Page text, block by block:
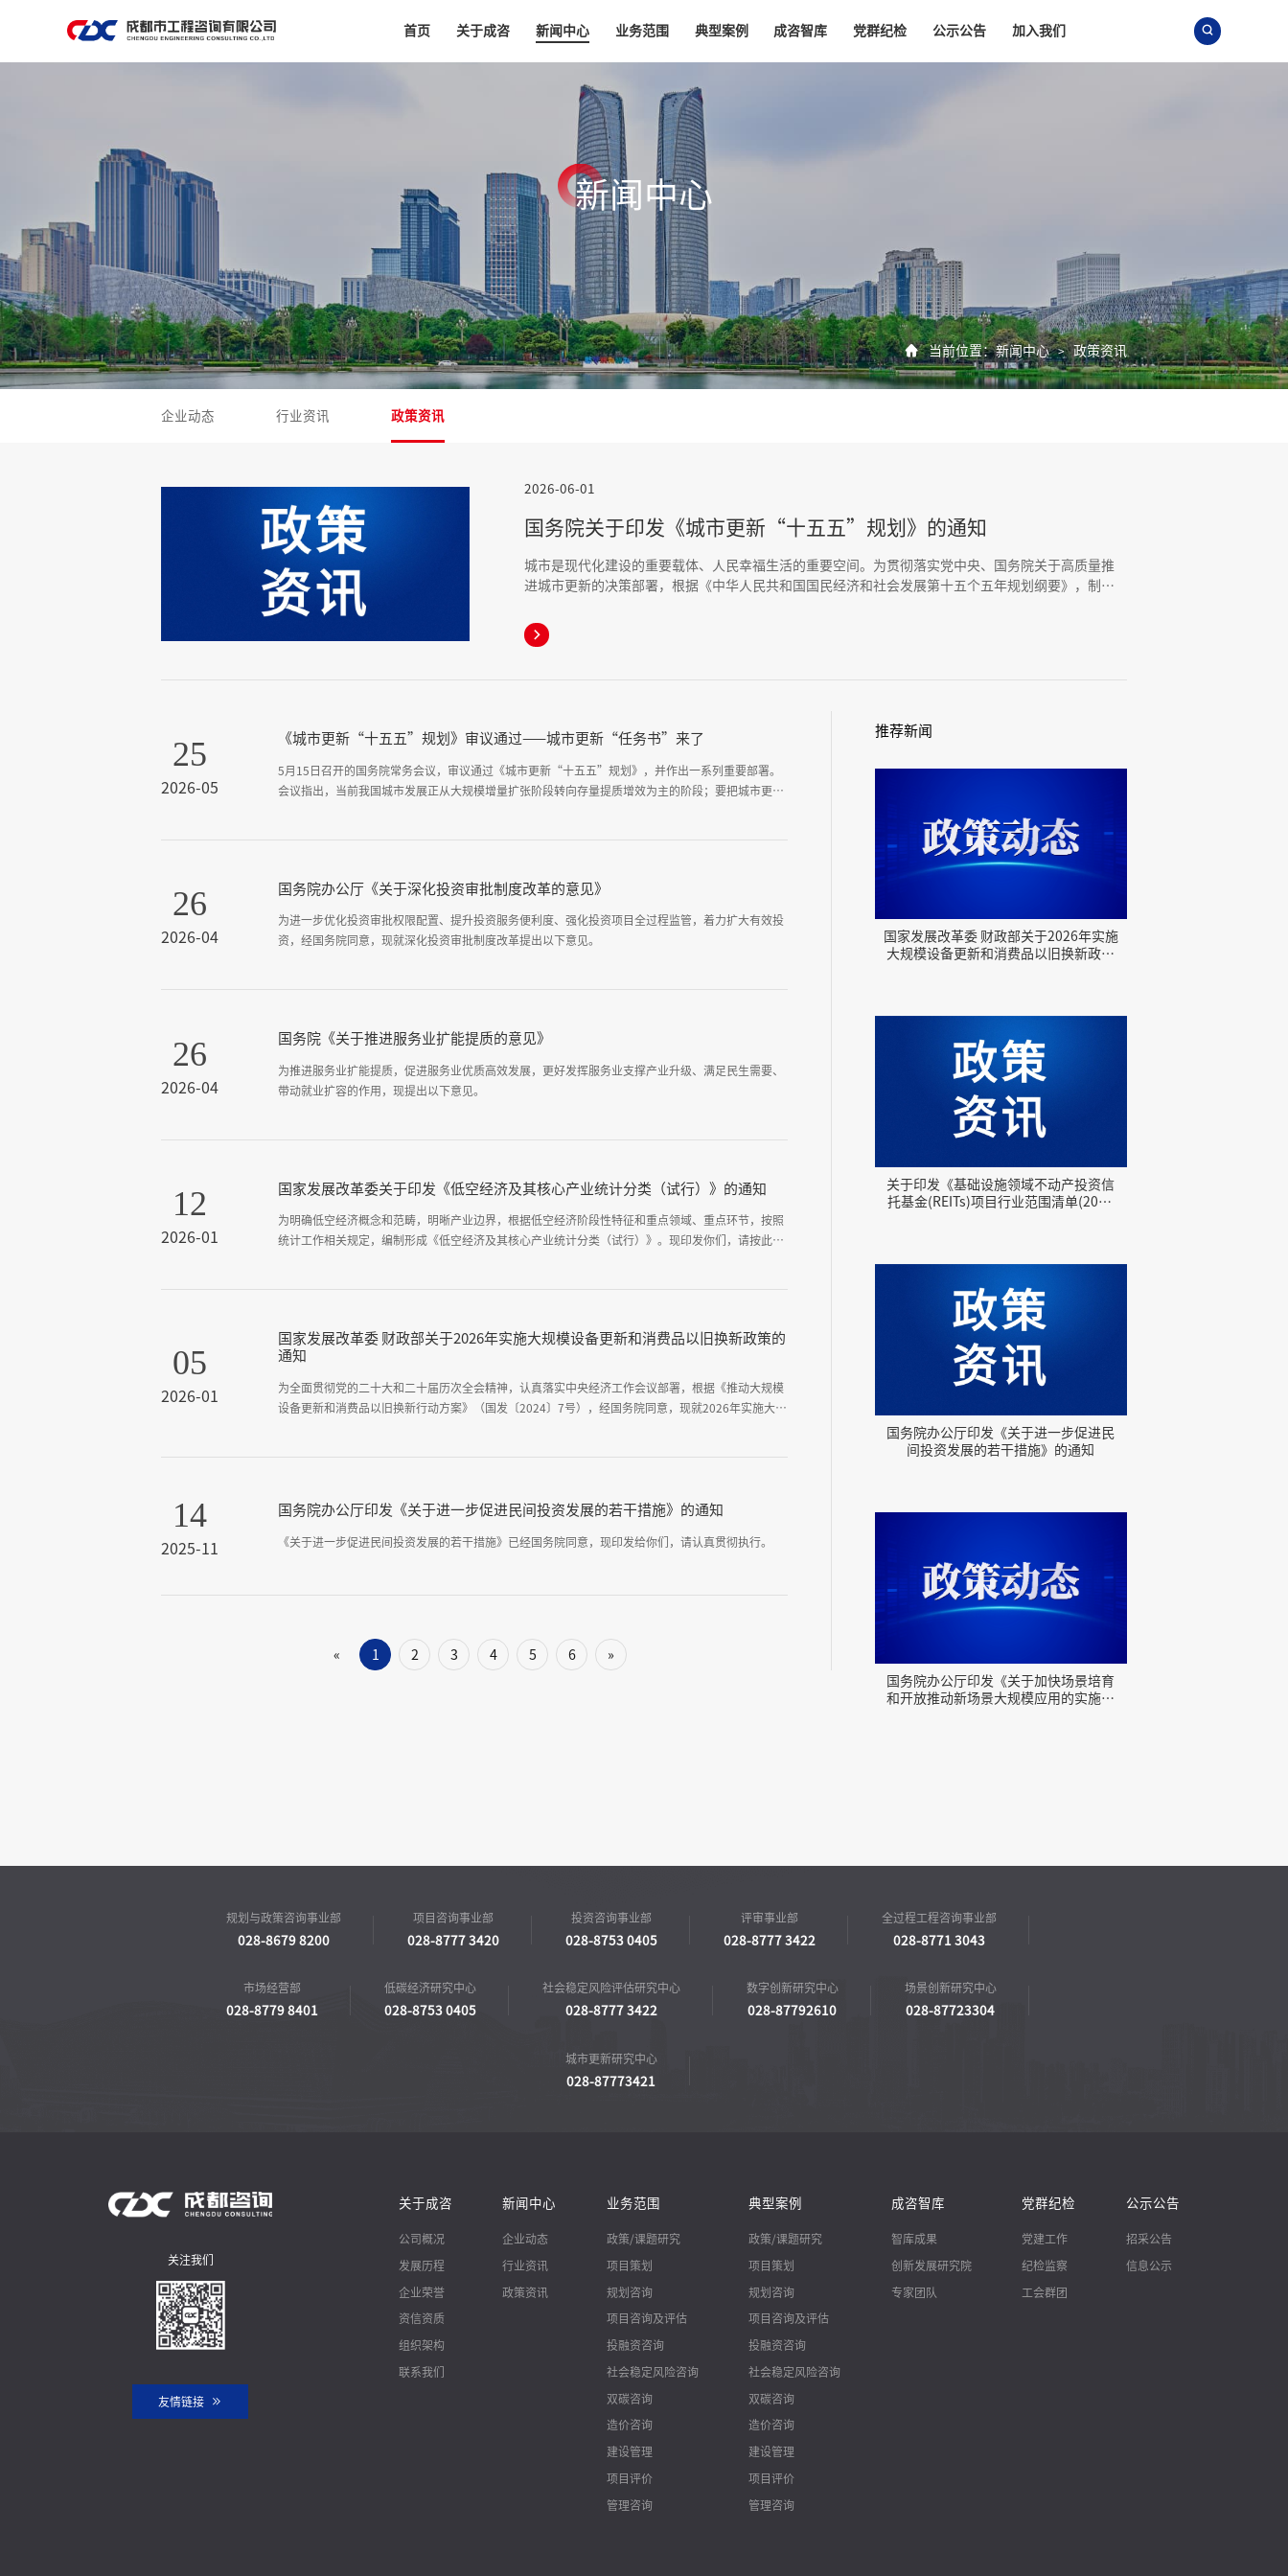
首页 关于成咨 新闻中心 业务范围 典型案例 成咨智库 党群纪检 公示公告 加入我们 
新闻 中心
 当前位置：新闻中心 > 政策资讯
企业动态 行业资讯 政策资讯
2026-06-01
国务院关于印发《城市更新“十五五”规划》的通知
城市是现代化建设的重要载体、人民幸福生活的重要空间。为贯彻落实党中央、国务院关于高质量推
进城市更新的决策部署，根据《中华人民共和国国民经济和社会发展第十五个五年规划纲要》，制定

25
2026-05
《城市更新“十五五”规划》审议通过——城市更新“任务书”来了
5月15日召开的国务院常务会议，审议通过《城市更新“十五五”规划》，并作出一系列重要部署。
会议指出，当前我国城市发展正从大规模增量扩张阶段转向存量提质增效为主的阶段；要把城市更新
26
2026-04
国务院办公厅《关于深化投资审批制度改革的意见》
为进一步优化投资审批权限配置、提升投资服务便利度、强化投资项目全过程监管，着力扩大有效投
资，经国务院同意，现就深化投资审批制度改革提出以下意见。
26
2026-04
国务院《关于推进服务业扩能提质的意见》
为推进服务业扩能提质，促进服务业优质高效发展，更好发挥服务业支撑产业升级、满足民生需要、
带动就业扩容的作用，现提出以下意见。
12
2026-01
国家发展改革委关于印发《低空经济及其核心产业统计分类（试行）》的通知
为明确低空经济概念和范畴，明晰产业边界，根据低空经济阶段性特征和重点领域、重点环节，按照
统计工作相关规定，编制形成《低空经济及其核心产业统计分类（试行）》。现印发你们，请按此执
05
2026-01
国家发展改革委 财政部关于2026年实施大规模设备更新和消费品以旧换新政策的
通知
为全面贯彻党的二十大和二十届历次全会精神，认真落实中央经济工作会议部署，根据《推动大规模
设备更新和消费品以旧换新行动方案》（国发〔2024〕7号），经国务院同意，现就2026年实施大规
14
2025-11
国务院办公厅印发《关于进一步促进民间投资发展的若干措施》的通知
《关于进一步促进民间投资发展的若干措施》已经国务院同意，现印发给你们，请认真贯彻执行。
« 1 2 3 4 5 6 »
推荐新闻
国家发展改革委 财政部关于2026年实施
大规模设备更新和消费品以旧换新政策
关于印发《基础设施领域不动产投资信
托基金(REITs)项目行业范围清单(2025
国务院办公厅印发《关于进一步促进民
间投资发展的若干措施》的通知
国务院办公厅印发《关于加快场景培育
和开放推动新场景大规模应用的实施意
规划与政策咨询事业部
028-8679 8200
项目咨询事业部
028-8777 3420
投资咨询事业部
028-8753 0405
评审事业部
028-8777 3422
全过程工程咨询事业部
028-8771 3043
市场经营部
028-8779 8401
低碳经济研究中心
028-8753 0405
社会稳定风险评估研究中心
028-8777 3422
数字创新研究中心
028-87792610
场景创新研究中心
028-87723304
城市更新研究中心
028-87773421
关注我们
友情链接
关于成咨
公司概况
发展历程
企业荣誉
资信资质
组织架构
联系我们
新闻中心
企业动态
行业资讯
政策资讯
业务范围
政策/课题研究
项目策划
规划咨询
项目咨询及评估
投融资咨询
社会稳定风险咨询
双碳咨询
造价咨询
建设管理
项目评价
管理咨询
典型案例
政策/课题研究
项目策划
规划咨询
项目咨询及评估
投融资咨询
社会稳定风险咨询
双碳咨询
造价咨询
建设管理
项目评价
管理咨询
成咨智库
智库成果
创新发展研究院
专家团队
党群纪检
党建工作
纪检监察
工会群团
公示公告
招采公告
信息公示